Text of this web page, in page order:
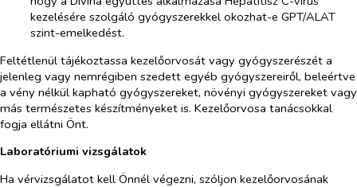
kezelésére szolgáló gyógyszerekkel okozhat-e GPT/ALAT
szint-emelkedést.
Feltétlenül tájékoztassa kezelőorvosát vagy gyógyszerészét a
jelenleg vagy nemrégiben szedett egyéb gyógyszereiről, beleértve
a vény nélkül kapható gyógyszereket, növényi gyógyszereket vagy
más természetes készítményeket is. Kezelőorvosa tanácsokkal
fogja ellátni Önt.
Laboratóriumi vizsgálatok
Ha vérvizsgálatot kell Önnél végezni, szóljon kezelőorvosának